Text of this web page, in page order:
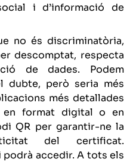
i d’informació de
no és discriminatòria,
descomptat, respecta
de dades. Podem
dubte, però seria més
més detallades
en format digital o en
QR per garantir-ne la
del certificat.
accedir. A tots els